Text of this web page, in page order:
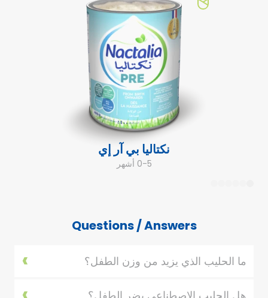
نكتاليا بي آر إي
0-5 أشهر
Questions / Answers
ما الحليب الذي يزيد من وزن الطفل؟